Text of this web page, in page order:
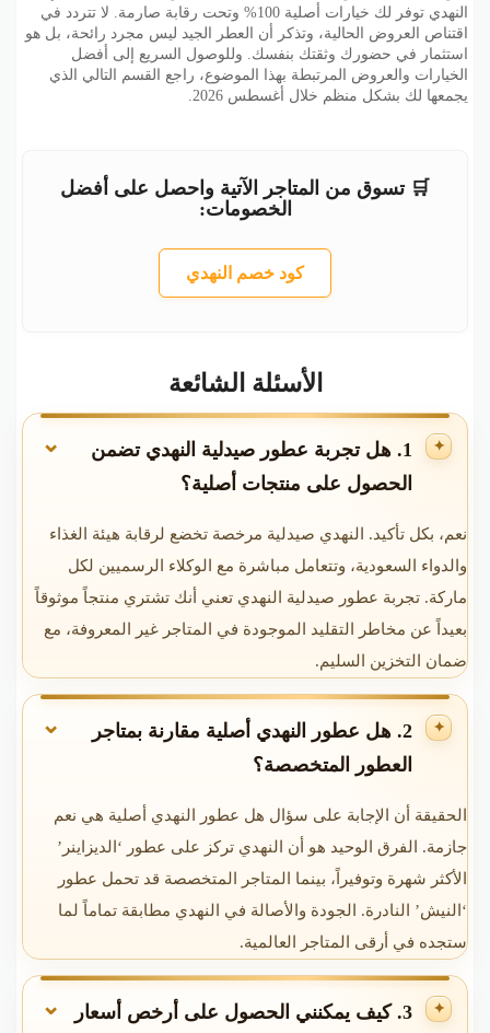
النهدي توفر لك خيارات أصلية 100% وتحت رقابة صارمة. لا تتردد في
اقتناص العروض الحالية، وتذكر أن العطر الجيد ليس مجرد رائحة، بل هو
استثمار في حضورك وثقتك بنفسك. وللوصول السريع إلى أفضل
الخيارات والعروض المرتبطة بهذا الموضوع، راجع القسم التالي الذي
يجمعها لك بشكل منظم خلال أغسطس 2026.
🛒 تسوق من المتاجر الآتية واحصل على أفضل
الخصومات:
كود خصم النهدي
الأسئلة الشائعة
1. هل تجربة عطور صيدلية النهدي تضمن
الحصول على منتجات أصلية؟
نعم، بكل تأكيد. النهدي صيدلية مرخصة تخضع لرقابة هيئة الغذاء
والدواء السعودية، وتتعامل مباشرة مع الوكلاء الرسميين لكل
ماركة. تجربة عطور صيدلية النهدي تعني أنك تشتري منتجاً موثوقاً
بعيداً عن مخاطر التقليد الموجودة في المتاجر غير المعروفة، مع
ضمان التخزين السليم.
2. هل عطور النهدي أصلية مقارنة بمتاجر
العطور المتخصصة؟
الحقيقة أن الإجابة على سؤال هل عطور النهدي أصلية هي نعم
جازمة. الفرق الوحيد هو أن النهدي تركز على عطور ‘الديزاينر’
الأكثر شهرة وتوفيراً، بينما المتاجر المتخصصة قد تحمل عطور
‘النيش’ النادرة. الجودة والأصالة في النهدي مطابقة تماماً لما
ستجده في أرقى المتاجر العالمية.
3. كيف يمكنني الحصول على أرخص أسعار